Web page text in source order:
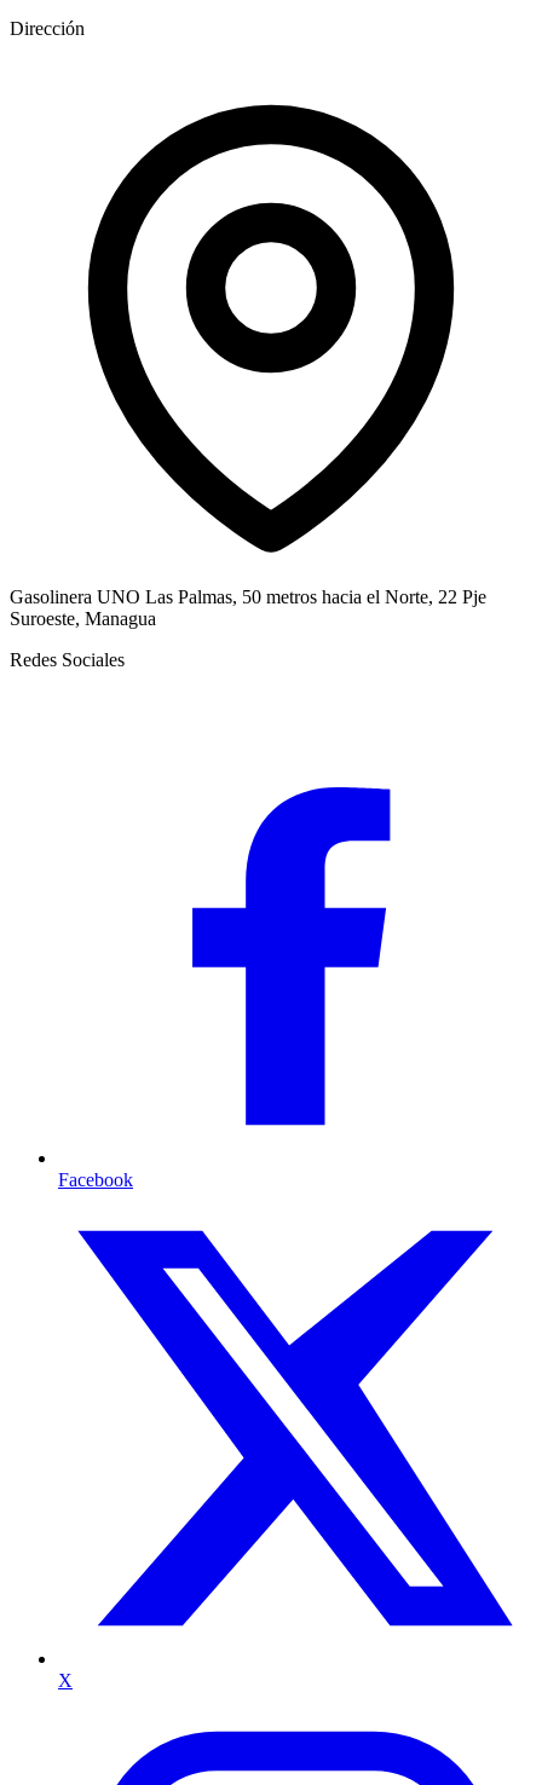
Dirección
Gasolinera UNO Las Palmas, 50 metros hacia el Norte, 22 Pje
Suroeste, Managua
Redes Sociales
Facebook
X